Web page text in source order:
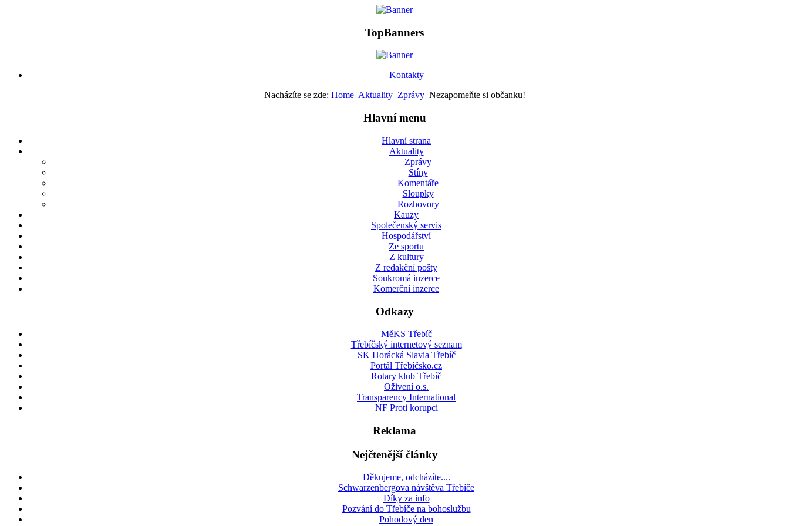
TopBanners
Kontakty
Nacházíte se zde: Home Aktuality Zprávy Nezapomeňte si občanku!
Hlavní menu
Hlavní strana
Aktuality
Zprávy
Stíny
Komentáře
Sloupky
Rozhovory
Kauzy
Společenský servis
Hospodářství
Ze sportu
Z kultury
Z redakční pošty
Soukromá inzerce
Komerční inzerce
Odkazy
MěKS Třebíč
Třebíčský internetový seznam
SK Horácká Slavia Třebíč
Portál Třebíčsko.cz
Rotary klub Třebíč
Oživení o.s.
Transparency International
NF Proti korupci
Reklama
Nejčtenější články
Děkujeme, odcházíte....
Schwarzenbergova návštěva Třebíče
Díky za info
Pozvání do Třebíče na bohoslužbu
Pohodový den